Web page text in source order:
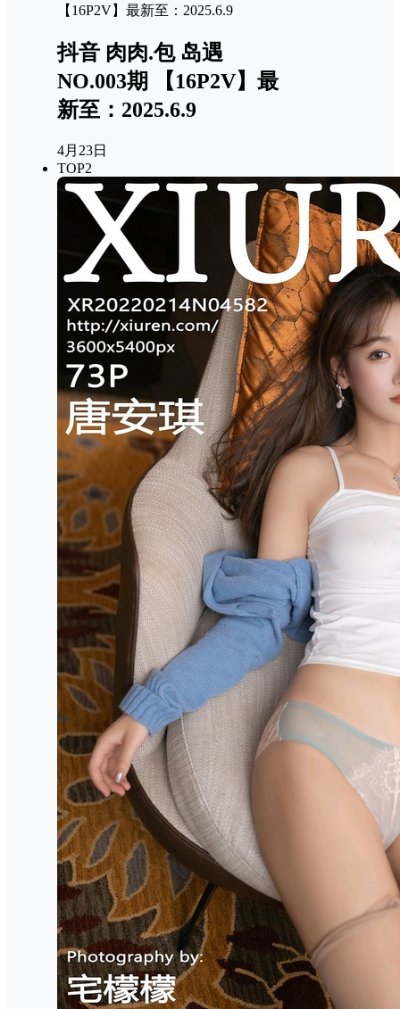
抖音 肉肉.包 岛遇
NO.003期 【16P2V】最
新至：2025.6.9
4月23日
TOP2